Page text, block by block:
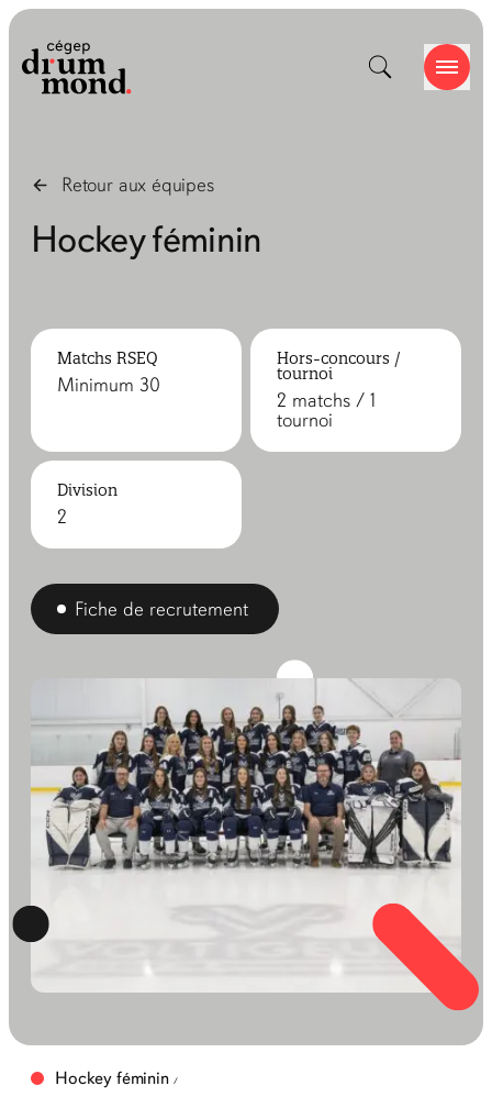
Retour aux équipes
Hockey féminin
Matchs RSEQ
Minimum 30
Hors-concours /
tournoi
2 matchs / 1
tournoi
Division
2
Fiche de recrutement
Hockey féminin